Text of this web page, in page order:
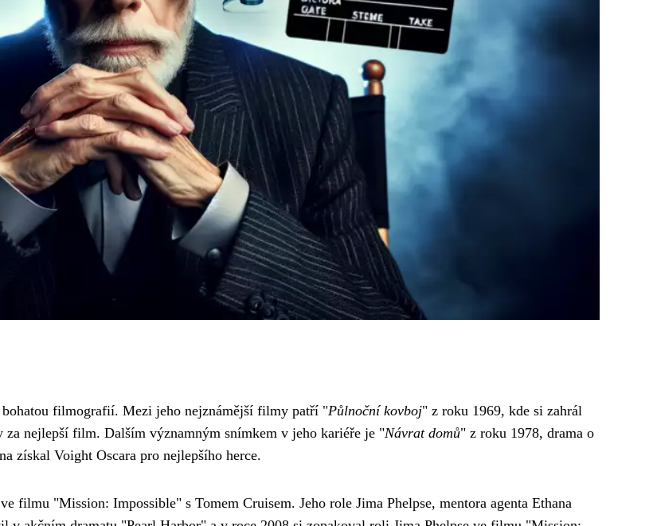
filmografií. Mezi jeho nejznámější filmy patří "Půlnoční kovboj" z roku 1969, kde si zahrál
nejlepší film. Dalším významným snímkem v jeho kariéře je "Návrat domů" z roku 1978, drama o
získal Voight Oscara pro nejlepšího herce.
filmu "Mission: Impossible" s Tomem Cruisem. Jeho role Jima Phelpse, mentora agenta Ethana